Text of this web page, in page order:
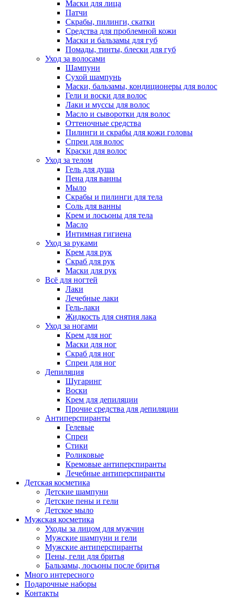
Маски для лица
Патчи
Скрабы, пилинги, скатки
Средства для проблемной кожи
Маски и бальзамы для губ
Помады, тинты, блески для губ
Уход за волосами
Шампуни
Сухой шампунь
Маски, бальзамы, кондиционеры для волос
Гели и воски для волос
Лаки и муссы для волос
Масло и сыворотки для волос
Оттеночные средства
Пилинги и скрабы для кожи головы
Спреи для волос
Краски для волос
Уход за телом
Гель для душа
Пена для ванны
Мыло
Скрабы и пилинги для тела
Соль для ванны
Крем и лосьоны для тела
Масло
Интимная гигиена
Уход за руками
Крем для рук
Скраб для рук
Маски для рук
Всё для ногтей
Лаки
Лечебные лаки
Гель-лаки
Жидкость для снятия лака
Уход за ногами
Крем для ног
Маски для ног
Скраб для ног
Спреи для ног
Депиляция
Шугаринг
Воски
Крем для депиляции
Прочие средства для депиляции
Антиперспиранты
Гелевые
Спреи
Стики
Роликовые
Кремовые антиперспиранты
Лечебные антиперспиранты
Детская косметика
Детские шампуни
Детские пены и гели
Детское мыло
Мужская косметика
Уходы за лицом для мужчин
Мужские шампуни и гели
Мужские антиперспиранты
Пены, гели для бритья
Бальзамы, лосьоны после бритья
Много интересного
Подарочные наборы
Контакты